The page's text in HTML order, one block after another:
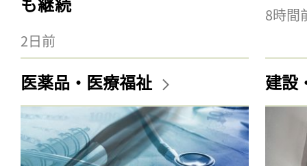
2日前
8時間
医薬品・医療福祉 建設